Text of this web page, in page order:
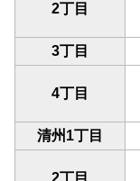
2丁目
3丁目
4丁目
清州1丁目
2丁目